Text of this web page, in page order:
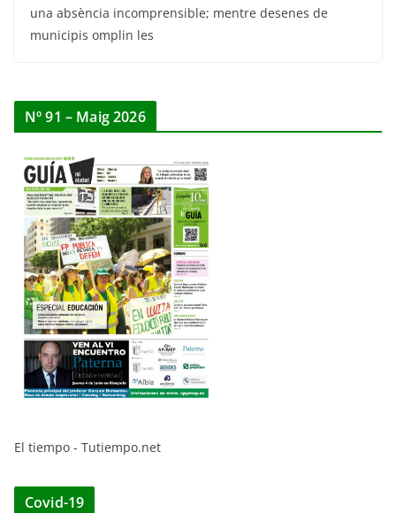
una absència incomprensible; mentre desenes de
municipis omplin les
Nº 91 – Maig 2026
El tiempo - Tutiempo.net
Covid-19